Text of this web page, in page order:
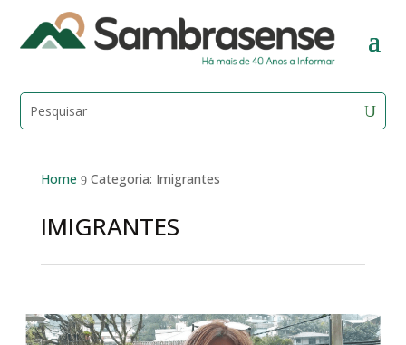
Home 9 Categoria: Imigrantes
IMIGRANTES